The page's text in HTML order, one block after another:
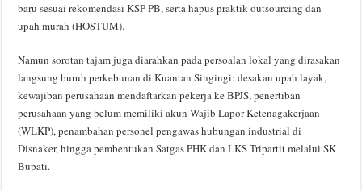
baru sesuai rekomendasi KSP-PB, serta hapus praktik outsourcing dan
upah murah (HOSTUM).
Namun sorotan tajam juga diarahkan pada persoalan lokal yang dirasakan
langsung buruh perkebunan di Kuantan Singingi: desakan upah layak,
kewajiban perusahaan mendaftarkan pekerja ke BPJS, penertiban
perusahaan yang belum memiliki akun Wajib Lapor Ketenagakerjaan
(WLKP), penambahan personel pengawas hubungan industrial di
Disnaker, hingga pembentukan Satgas PHK dan LKS Tripartit melalui SK
Bupati.